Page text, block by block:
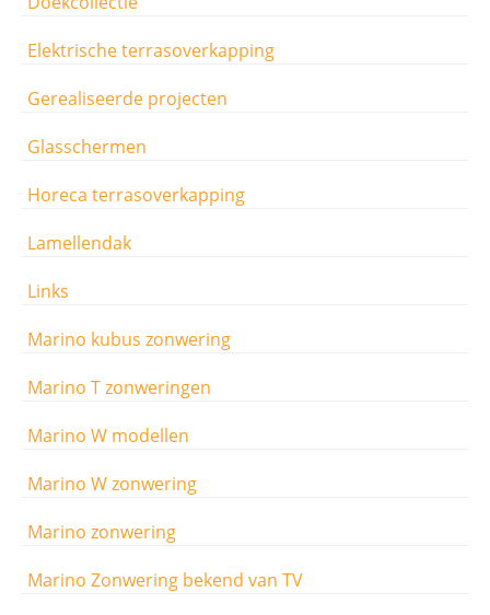
Elektrische terrasoverkapping
Gerealiseerde projecten
Glasschermen
Horeca terrasoverkapping
Lamellendak
Links
Marino kubus zonwering
Marino T zonweringen
Marino W modellen
Marino W zonwering
Marino zonwering
Marino Zonwering bekend van TV